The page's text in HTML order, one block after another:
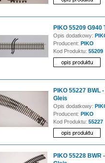
PIKO 55209
Opis dodatkowy:
Producent: PIKO
Kod Produktu: 55209
PIKO 55227 BWL
Gleis
Opis dodatkowy:
Producent: PIKO
Kod Produktu: 55227
PIKO 55228 BWR